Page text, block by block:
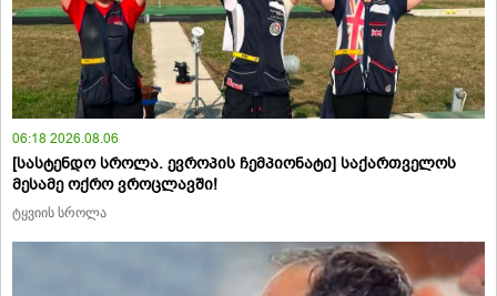
06:18 2026.08.06
[სასტენდო სროლა. ევროპის ჩემპიონატი] საქართველოს
მესამე ოქრო ვროცლავში!
ტყვიის სროლა